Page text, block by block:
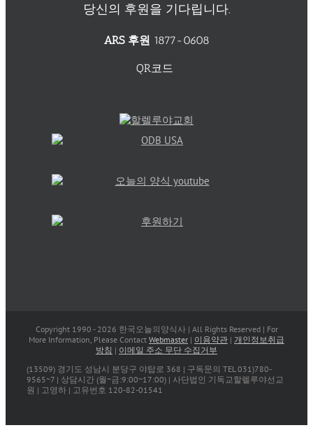
당신의 후원을 기다립니다.
ARS 후원 1877-0608
QR코드
Copyright 1990 - 2026 한국오늘의양식사 | All Rights Reserved | For
More Information, Please Contact Webmaster | 이용약관 | 개인정보취급
방침 | 이메일 주소 무단 수집거부
(13509) 경기도 성남시 분당구 야탑로 368 | 구독문의 TEL 031)780-
9565~7 | 상담시간 (월~금:9:00~17:00) | 사단법인 기독교할렐루야선교
원 | 고영하 | 고유번호 120-82-01541